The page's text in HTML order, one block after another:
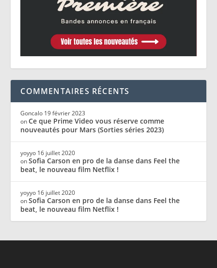
COMMENTAIRES RÉCENTS
Goncalo 19 février 2023
onCe que Prime Video vous réserve comme
nouveautés pour Mars (Sorties séries 2023)
yoyyo 16 juillet 2020
onSofia Carson en pro de la danse dans Feel the
beat, le nouveau film Netflix !
yoyyo 16 juillet 2020
onSofia Carson en pro de la danse dans Feel the
beat, le nouveau film Netflix !